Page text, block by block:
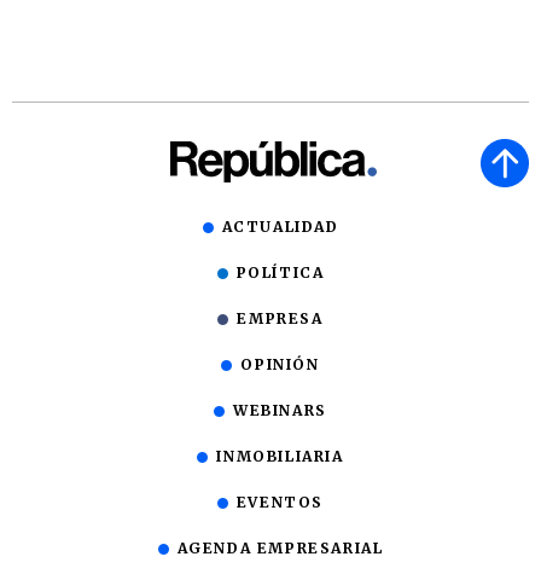
ACTUALIDAD
POLÍTICA
EMPRESA
OPINIÓN
WEBINARS
INMOBILIARIA
EVENTOS
AGENDA EMPRESARIAL